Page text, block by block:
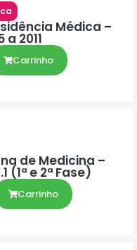
Médica –
a 2011
Carrinho
de Medicina –
(1ª e 2ª Fase)
Carrinho